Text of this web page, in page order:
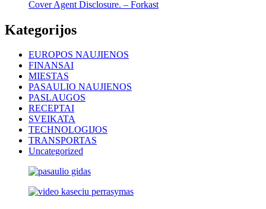
Cover Agent Disclosure. – Forkast
Kategorijos
EUROPOS NAUJIENOS
FINANSAI
MIESTAS
PASAULIO NAUJIENOS
PASLAUGOS
RECEPTAI
SVEIKATA
TECHNOLOGIJOS
TRANSPORTAS
Uncategorized